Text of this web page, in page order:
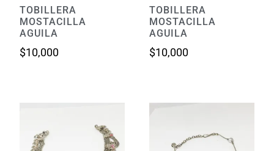
TOBILLERA
MOSTACILLA
AGUILA
$10,000
TOBILLERA
MOSTACILLA
AGUILA
$10,000